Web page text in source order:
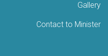
Gallery
Contact to Minister